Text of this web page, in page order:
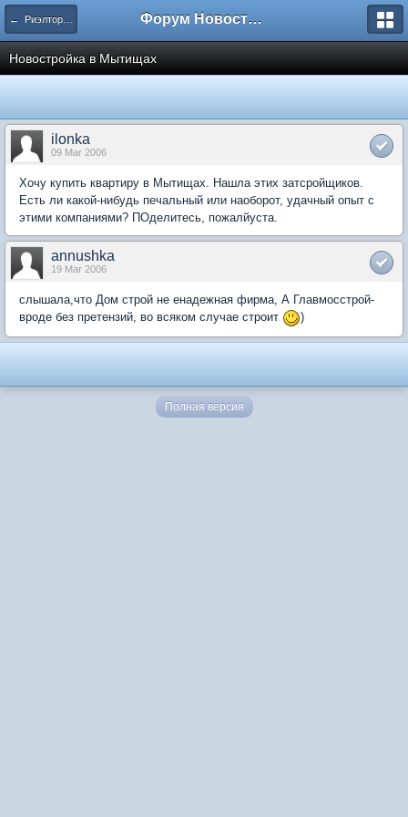
← Риэлторские и строительные фирмы Форум Новостройки
Новостройка в Мытищах
ilonka
09 Mar 2006
Хочу купить квартиру в Мытищах. Нашла этих затсройщиков.
Есть ли какой-нибудь печальный или наоборот, удачный опыт с
этими компаниями? ПОделитесь, пожалйуста.
annushka
19 Mar 2006
слышала,что Дом строй не енадежная фирма, А Главмосстрой-
вроде без претензий, во всяком случае строит
)
Полная версия